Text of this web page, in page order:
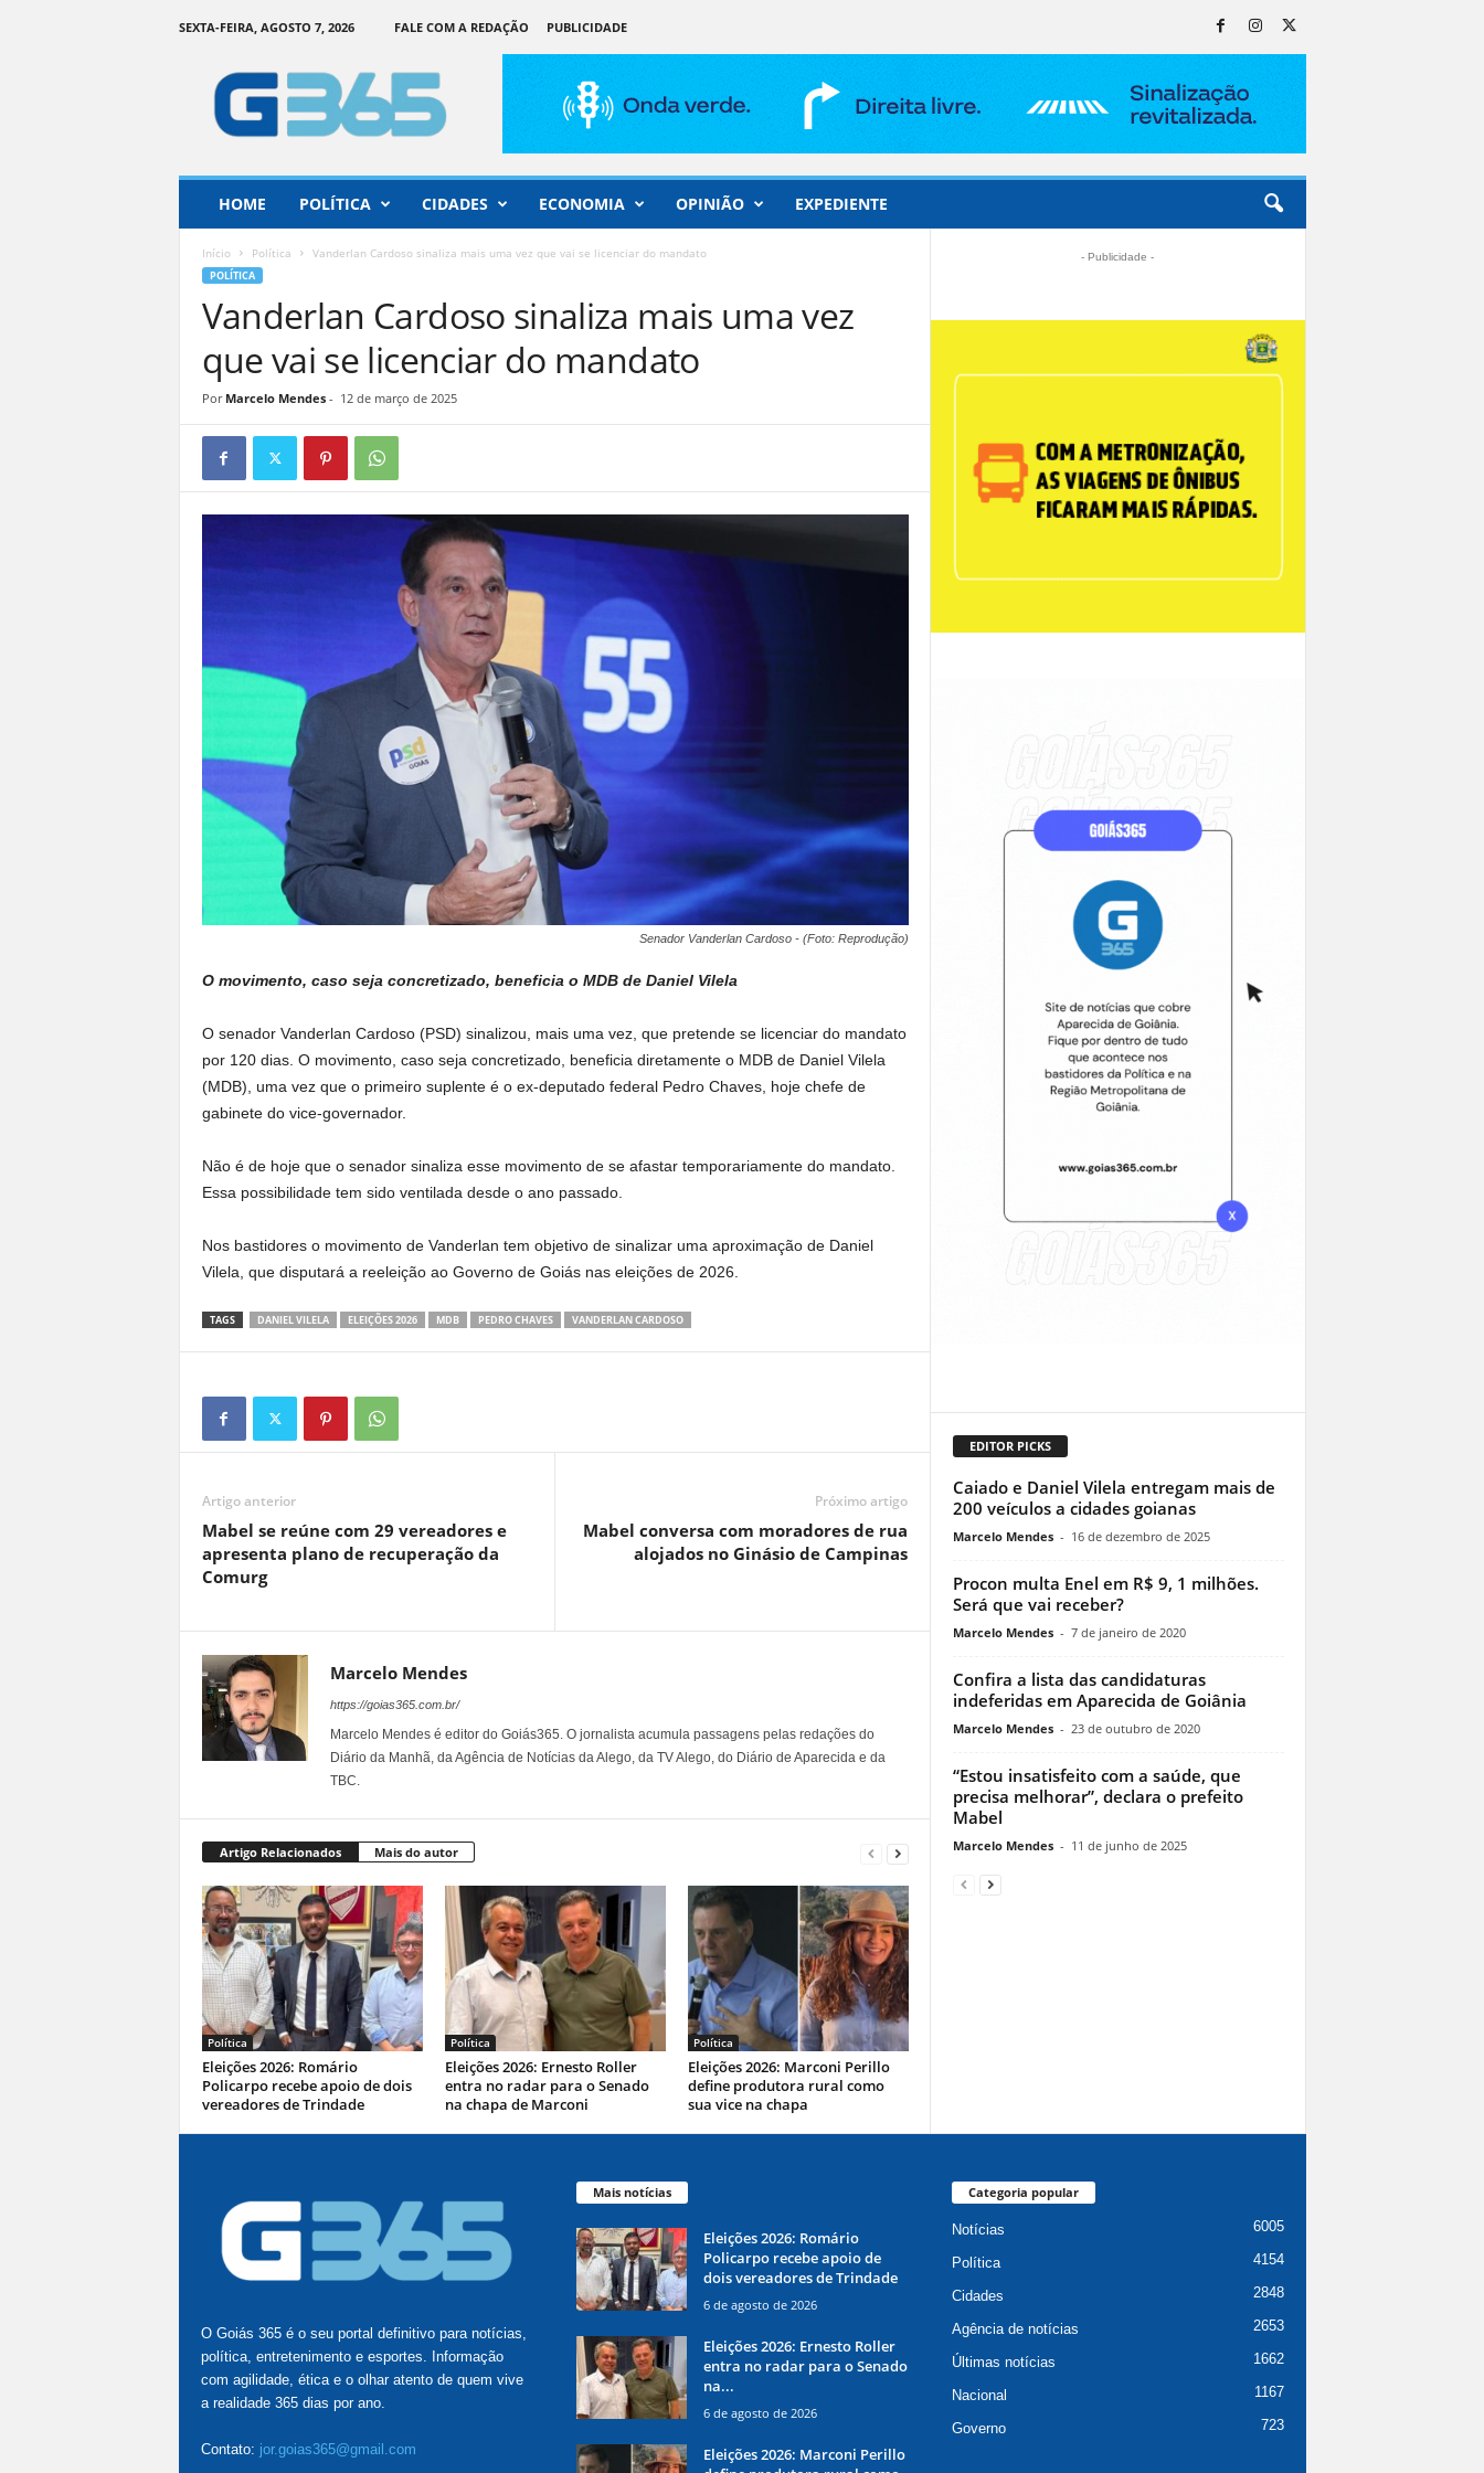
SEXTA-FEIRA, AGOSTO 7, 2026 FALE COM A REDAÇÃO
PUBLICIDADE
ç
o
HOME POLÍTICA CIDADES ECONOMIA OPINIÃO EXPEDIENTE
Início Política Vanderlan Cardoso sinaliza mais uma vez que vai se licenciar do mandato
POLÍTICA
Vanderlan Cardoso sinaliza mais uma vez
que vai se licenciar do mandato
Por Marcelo Mendes- 12 de março de 2025
Senador Vanderlan Cardoso - (Foto: Reprodução)
O movimento, caso seja concretizado, beneficia o MDB de Daniel Vilela
O senador Vanderlan Cardoso (PSD) sinalizou, mais uma vez, que pretende se licenciar do mandato
por 120 dias. O movimento, caso seja concretizado, beneficia diretamente o MDB de Daniel Vilela
(MDB), uma vez que o primeiro suplente é o ex-deputado federal Pedro Chaves, hoje chefe de
gabinete do vice-governador.
Não é de hoje que o senador sinaliza esse movimento de se afastar temporariamente do mandato.
Essa possibilidade tem sido ventilada desde o ano passado.
Nos bastidores o movimento de Vanderlan tem objetivo de sinalizar uma aproximação de Daniel
Vilela, que disputará a reeleição ao Governo de Goiás nas eleições de 2026.
TAGS DANIEL VILELA ELEIÇÕES 2026 MDB PEDRO CHAVES VANDERLAN CARDOSO
Artigo anterior
Mabel se reúne com 29 vereadores e
apresenta plano de recuperação da
Comurg
Próximo artigo
Mabel conversa com moradores de rua
alojados no Ginásio de Campinas
Marcelo Mendes
https://goias365.com.br/
Marcelo Mendes é editor do Goiás365. O jornalista acumula passagens pelas redações do
Diário da Manhã, da Agência de Notícias da Alego, da TV Alego, do Diário de Aparecida e da
TBC.
Artigo Relacionados Mais do autor
Política
Eleições 2026: Romário
Policarpo recebe apoio de dois
vereadores de Trindade
Política
Eleições 2026: Ernesto Roller
entra no radar para o Senado
na chapa de Marconi
Política
Eleições 2026: Marconi Perillo
define produtora rural como
sua vice na chapa
- Publicidade -
EDITOR PICKS
Caiado e Daniel Vilela entregam mais de
200 veículos a cidades goianas
Marcelo Mendes - 16 de dezembro de 2025
Procon multa Enel em R$ 9, 1 milhões.
Será que vai receber?
Marcelo Mendes - 7 de janeiro de 2020
Confira a lista das candidaturas
indeferidas em Aparecida de Goiânia
Marcelo Mendes - 23 de outubro de 2020
“Estou insatisfeito com a saúde, que
precisa melhorar”, declara o prefeito
Mabel
Marcelo Mendes - 11 de junho de 2025
O Goiás 365 é o seu portal definitivo para notícias,
política, entretenimento e esportes. Informação
com agilidade, ética e o olhar atento de quem vive
a realidade 365 dias por ano.
Contato: jor.goias365@gmail.com
Mais notícias
Eleições 2026: Romário
Policarpo recebe apoio de
dois vereadores de Trindade
6 de agosto de 2026
Eleições 2026: Ernesto Roller
entra no radar para o Senado
na...
6 de agosto de 2026
Eleições 2026: Marconi Perillo
Categoria popular
Notícias 6005
Política 4154
Cidades 2848
Agência de notícias 2653
Últimas notícias 1662
Nacional 1167
Governo 723